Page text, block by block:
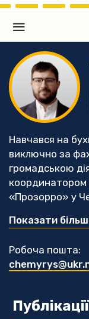
Навчався на
виключно за
громадською
координатором
«Прозорро» у
Черкас. З того
саме
разом з
незалежного
регіональних
Створюю
Показати
Робоча пошта:
Публікації